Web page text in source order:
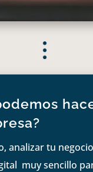
analizar tu
muy sencillo